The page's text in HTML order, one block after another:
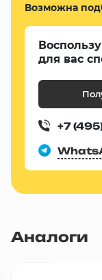
Возможна
для вас
+7
Аналоги